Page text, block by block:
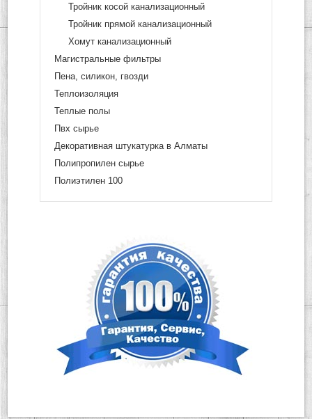
Тройник косой канализационный
Тройник прямой канализационный
Хомут канализационный
Магистральные фильтры
Пена, силикон, гвозди
Теплоизоляция
Теплые полы
Пвх сырье
Декоративная штукатурка в Алматы
Полипропилен сырье
Полиэтилен 100